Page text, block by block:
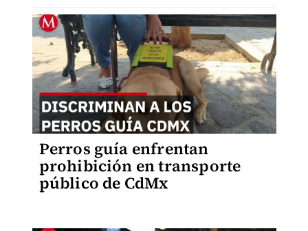
Perros guía enfrentan
prohibición en transporte
público de CdMx